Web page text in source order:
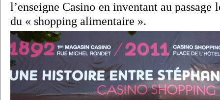
l’enseigne Casino en inventant au
du « shopping alimentaire ».